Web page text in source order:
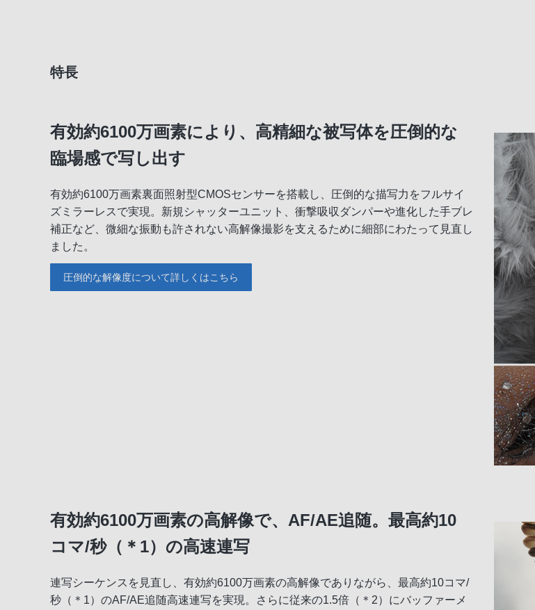
特長
有効約6100万画素により、高精細な被写体を圧倒的な
臨場感で写し出す
有効約6100万画素裏面照射型CMOSセンサーを搭載し、圧倒的な描写力をフルサイ
ズミラーレスで実現。新規シャッターユニット、衝撃吸収ダンパーや進化した手ブレ
補正など、微細な振動も許されない高解像撮影を支えるために細部にわたって見直し
ました。
圧倒的な解像度について詳しくはこちら
有効約6100万画素の高解像で、AF/AE追随。最高約10
コマ/秒（＊1）の高速連写
連写シーケンスを見直し、有効約6100万画素の高解像でありながら、最高約10コマ/
秒（＊1）のAF/AE追随高速連写を実現。さらに従来の1.5倍（＊2）にバッファーメ